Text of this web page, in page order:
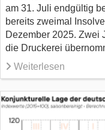
am 31. Juli endgültig
bereits zweimal
Dezember 2025. Zwei
die Druckerei
Weiterlesen